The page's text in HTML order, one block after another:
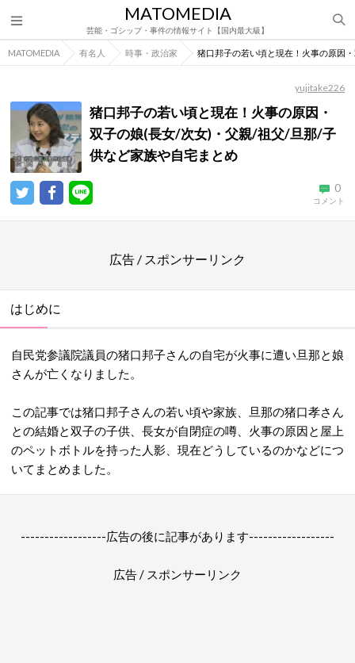
MATOMEDIA
芸能・ゴシップ・事件の情報サイト【国内最大級】
MATOMEDIA 有名人 時事・政治家 猪口邦子の若い頃と現在！火事の原因
yujitake226
猪口邦子の若い頃と現在！火事の原因・
双子の娘(長女/次女)・父親/祖父/旦那/子
供など家族や自宅まとめ
0
コメント
広告 / スポンサーリンク
はじめに
自民党参議院議員の猪口邦子さんの自宅が火事に遭い旦那と娘
さんが亡くなりました。
この記事では猪口邦子さんの若い頃や家族、旦那の猪口孝さん
との結婚と双子の子供、長女が自閉症の噂、火事の原因と屋上
のペットボトルを持った人影、現在どうしているのかなどにつ
いてまとめました。
------------------広告の後に記事があります------------------
広告 / スポンサーリンク